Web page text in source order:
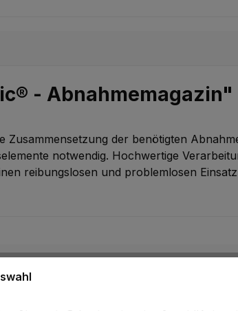
- Abnahmemagazin"
der benötigten
notwendig. Hochwertige
reibungslosen und problemlosen